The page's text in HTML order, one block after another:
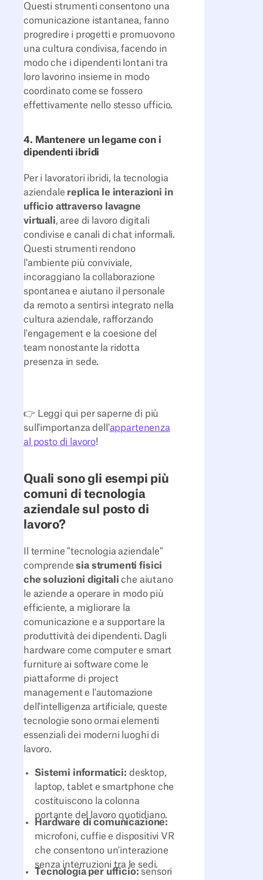
Questi strumenti consentono una
comunicazione istantanea, fanno
progredire i progetti e promuovono
una cultura condivisa, facendo in
modo che i dipendenti lontani tra
loro lavorino insieme in modo
coordinato come se fossero
effettivamente nello stesso ufficio.
4. Mantenere un legame con i
dipendenti ibridi
Per i lavoratori ibridi, la tecnologia
aziendale replica le interazioni in
ufficio attraverso lavagne
virtuali, aree di lavoro digitali
condivise e canali di chat informali.
Questi strumenti rendono
l'ambiente più conviviale,
incoraggiano la collaborazione
spontanea e aiutano il personale
da remoto a sentirsi integrato nella
cultura aziendale, rafforzando
l'engagement e la coesione del
team nonostante la ridotta
presenza in sede.
👉 Leggi qui per saperne di più
sull'importanza dell'appartenenza
al posto di lavoro!
Quali sono gli esempi più
comuni di tecnologia
aziendale sul posto di
lavoro?
Il termine "tecnologia aziendale"
comprendesia strumenti fisici
che soluzioni digitali che aiutano
le aziende a operare in modo più
efficiente, a migliorare la
comunicazione e a supportare la
produttività dei dipendenti. Dagli
hardware come computer e smart
furniture ai software come le
piattaforme di project
management e l'automazione
dell'intelligenza artificiale, queste
tecnologie sono ormai elementi
essenziali dei moderni luoghi di
lavoro.
Sistemi informatici: desktop,
laptop, tablet e smartphone che
costituiscono la colonna
portante del lavoro quotidiano.
Hardware di comunicazione:
microfoni, cuffie e dispositivi VR
che consentono un'interazione
senza interruzioni tra le sedi.
Tecnologia per ufficio:sensori